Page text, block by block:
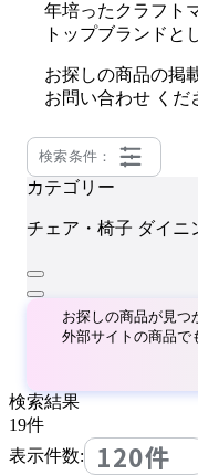
年培ったクラフト
トップブランドと
お探しの商品の掲
お問い合わせ くだ
検索条件：
カテゴリー
チェア・椅子 ダイニ
お探しの商品が見つ
外部サイトの商品で
検索結果
19件
表示件数:
120件